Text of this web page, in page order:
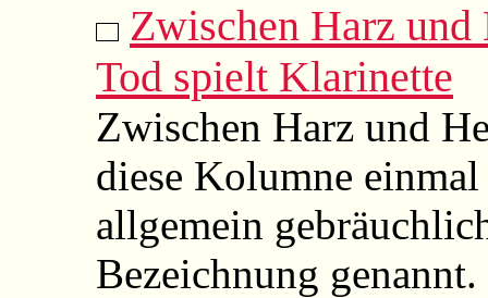
Zwischen Harz und
Tod spielt Klarinette
Zwischen Harz und
diese Kolumne
allgemein
Bezeichnung